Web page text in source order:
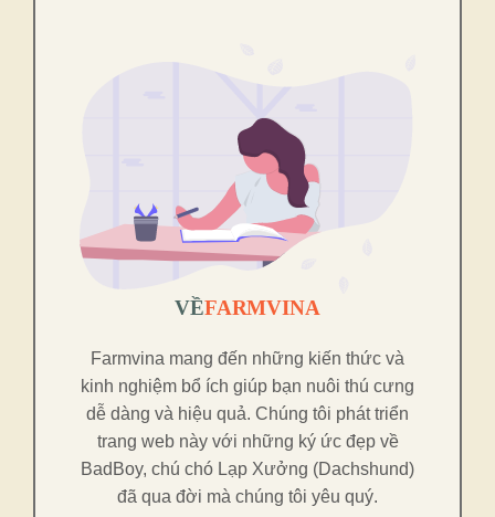
VỀFARMVINA
Farmvina mang đến những kiến thức và
kinh nghiệm bổ ích giúp bạn nuôi thú cưng
dễ dàng và hiệu quả. Chúng tôi phát triển
trang web này với những ký ức đẹp về
BadBoy, chú chó Lạp Xưởng (Dachshund)
đã qua đời mà chúng tôi yêu quý.